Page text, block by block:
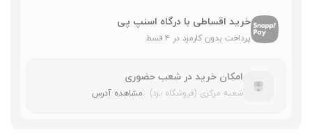
خرید اقساطی با درگاه اسنپ پی
پرداخت بدون کارمزد در ۴ قسط
امکان خرید در شعب حضوری
شعبه مرکزی (فروشگاه یزد) مشاهده آدرس